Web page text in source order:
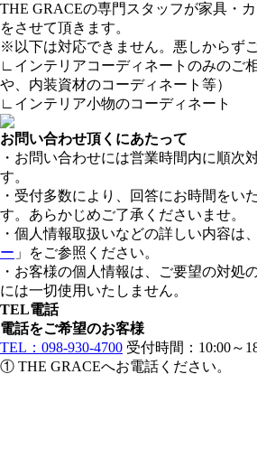
THE GRACEの専門スタッフが家具・
をさせて頂きます。
※以下は対応できません。悪しからず
∟インテリアコーディネートのみのご
や、内装資材のコーディネート等）
∟インテリア小物のコーディネート
お問い合わせ頂くにあたって
・お問い合わせには営業時間内に順次
す。
・受付多数により、回答にお時間をい
す。あらかじめご了承くださいませ。
・個人情報取扱いなどの詳しい内容は
ー 」をご参照ください。
・お客様の個人情報は、ご要望の対処
には一切使用いたしません。
TEL電話
電話をご希望のお客様
TEL：098-930-4700 受付時間：10:00～
① THE GRACEへお電話ください。